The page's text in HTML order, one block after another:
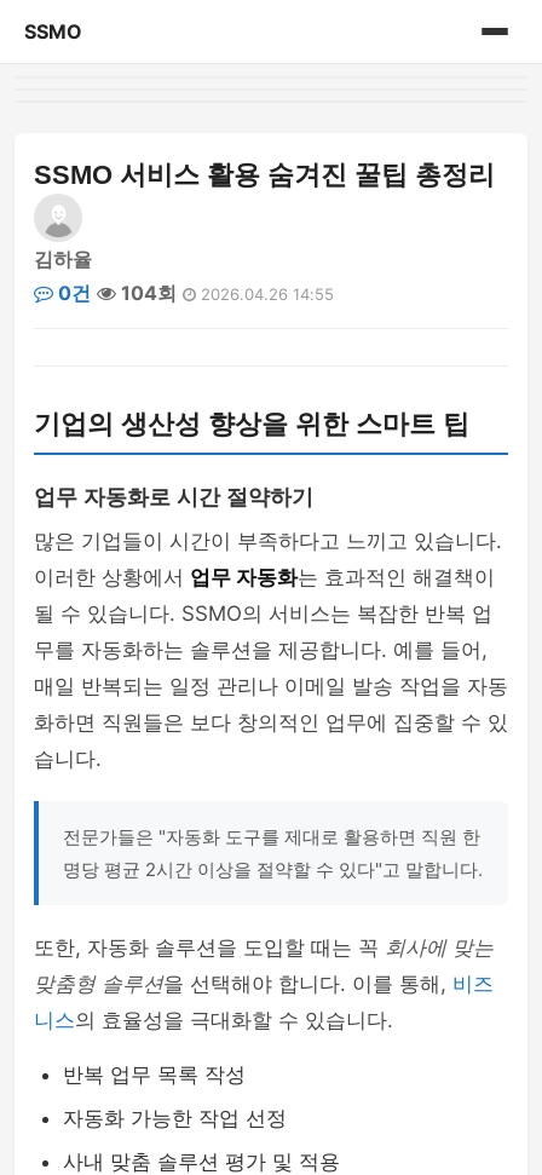
SSMO
SSMO 서비스 활용 숨겨진 꿀팁 총정리
김하율
0건
104회 2026.04.26 14:55
기업의 생산성 향상을 위한 스마트 팁
업무 자동화로 시간 절약하기
많은 기업들이 시간이 부족하다고 느끼고 있습니다.
이러한 상황에서 업무 자동화는 효과적인 해결책이
될 수 있습니다. SSMO의 서비스는 복잡한 반복 업
무를 자동화하는 솔루션을 제공합니다. 예를 들어,
매일 반복되는 일정 관리나 이메일 발송 작업을 자동
화하면 직원들은 보다 창의적인 업무에 집중할 수 있
습니다.
전문가들은 "자동화 도구를 제대로 활용하면 직원 한
명당 평균 2시간 이상을 절약할 수 있다"고 말합니다.
또한, 자동화 솔루션을 도입할 때는 꼭 회사에 맞는
맞춤형 솔루션을 선택해야 합니다. 이를 통해, 비즈
니스의 효율성을 극대화할 수 있습니다.
반복 업무 목록 작성
자동화 가능한 작업 선정
사내 맞춤 솔루션 평가 및 적용